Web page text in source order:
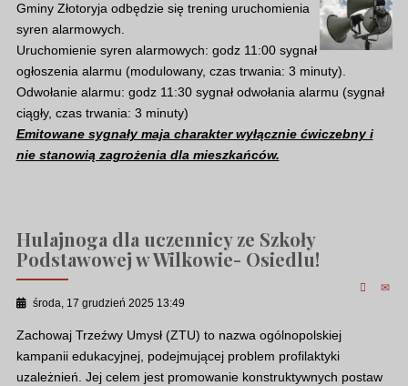
Gminy Złotoryja odbędzie się trening uruchomienia
syren alarmowych.
Uruchomienie syren alarmowych: godz 11:00 sygnał
ogłoszenia alarmu (modulowany, czas trwania: 3 minuty).
Odwołanie alarmu: godz 11:30 sygnał odwołania alarmu (sygnał
ciągły, czas trwania: 3 minuty)
Emitowane sygnały maja charakter wyłącznie ćwiczebny i
nie stanowią zagrożenia dla mieszkańców.
Hulajnoga dla uczennicy ze Szkoły
Podstawowej w Wilkowie- Osiedlu!
środa, 17 grudzień 2025 13:49
Zachowaj Trzeźwy Umysł (ZTU) to nazwa ogólnopolskiej
kampanii edukacyjnej, podejmującej problem profilaktyki
uzależnień. Jej celem jest promowanie konstruktywnych postaw